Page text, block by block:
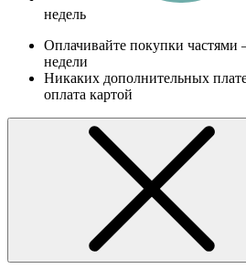
недель
Оплачивайте покупки
недели
Никаких дополнительных
оплата картой